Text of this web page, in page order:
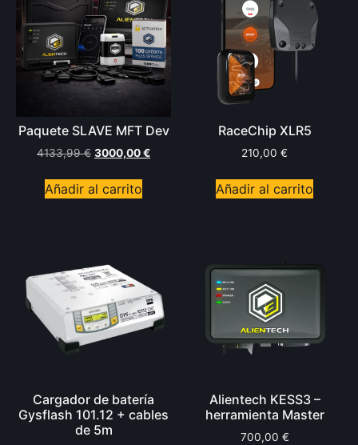
Paquete SLAVE MFT Dev
4133,99€ 3000,00€
Añadir al carrito
RaceChip XLR5
210,00 €
Añadir al carrito
Cargador de batería
Gysflash 101.12 + cables
de 5m
Alientech KESS3 –
herramienta Master
700,00 €